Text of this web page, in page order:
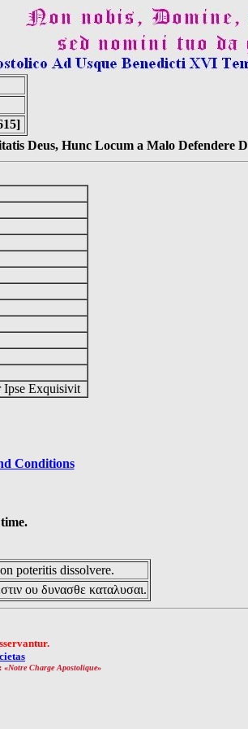
Deus, Hunc Locum a Malo Defendere
Exquisivit
Conditions
poteritis dissolvere.
ου δυνασθε καταλυσαι.
«Notre Charge Apostolique»